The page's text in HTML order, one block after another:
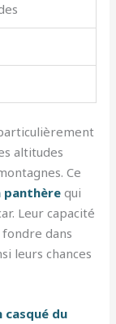
altitudes
Ce
panthère qui
Leur capacité
dans
leurs chances
casqué du